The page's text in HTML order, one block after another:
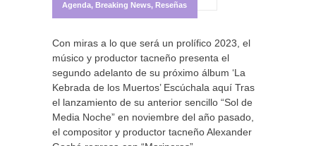
Agenda, Breaking News, Reseñas
Con miras a lo que será un prolífico 2023, el
músico y productor tacneño presenta el
segundo adelanto de su próximo álbum ‘La
Kebrada de los Muertos’ Escúchala aquí Tras
el lanzamiento de su anterior sencillo “Sol de
Media Noche” en noviembre del año pasado,
el compositor y productor tacneño Alexander